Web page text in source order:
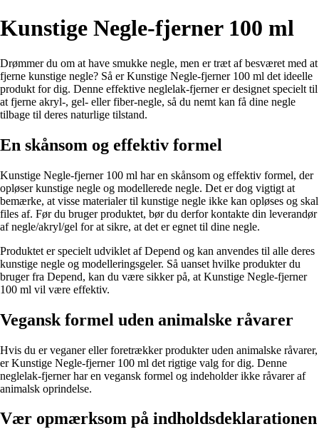
Kunstige Negle-fjerner 100 ml
Drømmer du om at have smukke negle, men er træt af besværet med at
fjerne kunstige negle? Så er Kunstige Negle-fjerner 100 ml det ideelle
produkt for dig. Denne effektive neglelak-fjerner er designet specielt til
at fjerne akryl-, gel- eller fiber-negle, så du nemt kan få dine negle
tilbage til deres naturlige tilstand.
En skånsom og effektiv formel
Kunstige Negle-fjerner 100 ml har en skånsom og effektiv formel, der
opløser kunstige negle og modellerede negle. Det er dog vigtigt at
bemærke, at visse materialer til kunstige negle ikke kan opløses og skal
files af. Før du bruger produktet, bør du derfor kontakte din leverandør
af negle/akryl/gel for at sikre, at det er egnet til dine negle.
Produktet er specielt udviklet af Depend og kan anvendes til alle deres
kunstige negle og modelleringsgeler. Så uanset hvilke produkter du
bruger fra Depend, kan du være sikker på, at Kunstige Negle-fjerner
100 ml vil være effektiv.
Vegansk formel uden animalske råvarer
Hvis du er veganer eller foretrækker produkter uden animalske råvarer,
er Kunstige Negle-fjerner 100 ml det rigtige valg for dig. Denne
neglelak-fjerner har en vegansk formel og indeholder ikke råvarer af
animalsk oprindelse.
Vær opmærksom på indholdsdeklarationen